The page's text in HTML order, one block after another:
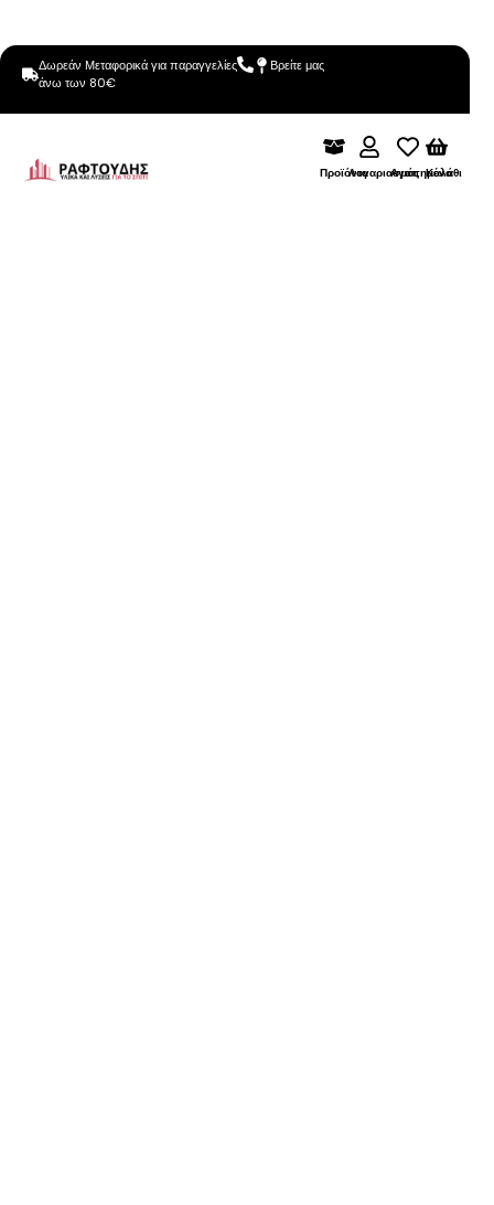
Δωρεάν Μεταφορικά για παραγγελίες
άνω των 80€
Βρείτε μας
ΠροϊόνταΛογαριασμόςΑγαπημένα
Καλάθι